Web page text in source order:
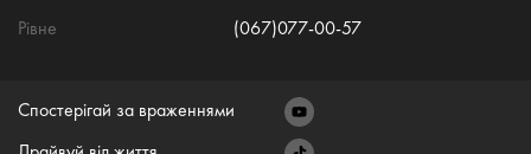
Рівне
(067)077-00-57
Спостерігай за враженнями